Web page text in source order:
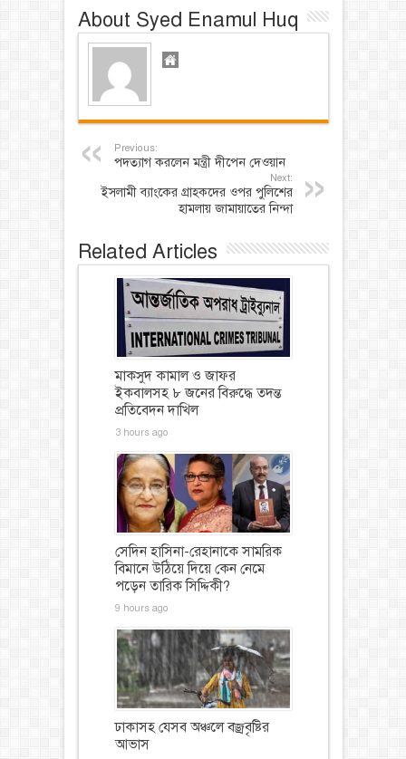
About Syed Enamul Huq
Previous:
পদত্যাগ করলেন মন্ত্রী দীপেন দেওয়ান
Next:
ইসলামী ব্যাংকের গ্রাহকদের ওপর পুলিশের
হামলায় জামায়াতের নিন্দা
Related Articles
মাকসুদ কামাল ও জাফর
ইকবালসহ ৮ জনের বিরুদ্ধে তদন্ত
প্রতিবেদন দাখিল
3 hours ago
সেদিন হাসিনা-রেহানাকে সামরিক
বিমানে উঠিয়ে দিয়ে কেন নেমে
পড়েন তারিক সিদ্দিকী?
9 hours ago
ঢাকাসহ যেসব অঞ্চলে বজ্রবৃষ্টির
আভাস